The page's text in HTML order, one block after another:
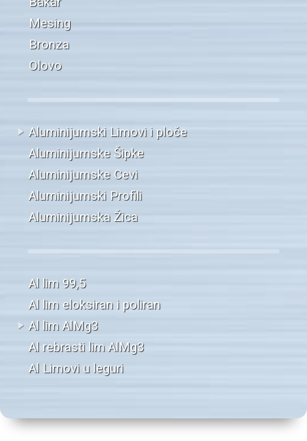
Mesing
Bronza
Olovo
Aluminijumski Limovi i ploče
Aluminijumske Šipke
Aluminijumske Cevi
Aluminijumski Profili
Aluminijumska Žica
Al lim 99,5
Al lim eloksiran i poliran
Al lim AlMg3
Al rebrasti lim AlMg3
Al Limovi u leguri